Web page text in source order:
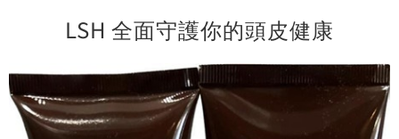
LSH 全面守護你的頭皮健康